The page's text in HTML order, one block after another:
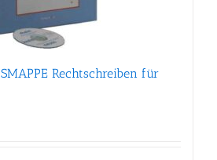
gewählt
Rechtschreiben für